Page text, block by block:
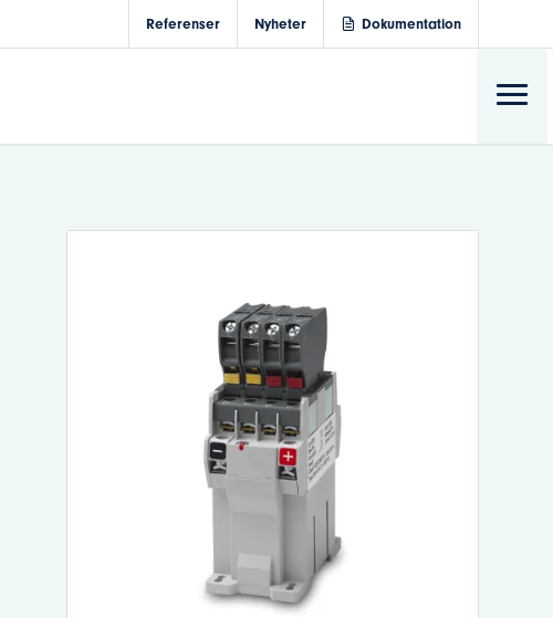
Referenser Nyheter Dokumentation